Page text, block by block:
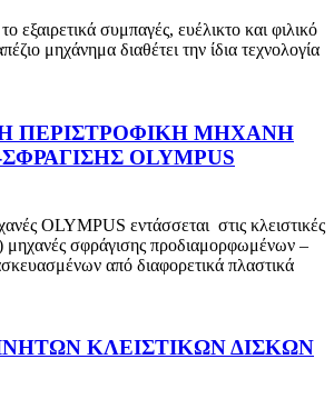
συμπαγές, ευέλικτο και φιλικό
μηχάνημα διαθέτει την ίδια τεχνολογία
ΠΕΡΙΣΤΡΟΦΙΚΗ ΜΗΧΑΝΗ
OLYMPUS
OLYMPUS εντάσσεται στις κλειστικές
μηχανές σφράγισης προδιαμορφωμένων –
από διαφορετικά πλαστικά
ΚΛΕΙΣΤΙΚΩΝ ΔΙΣΚΩΝ